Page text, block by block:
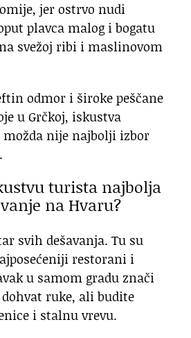
jer ostrvo nudi
plavca malog i bogatu
svežoj ribi i maslinovom
odmor i široke peščane
u Grčkoj, iskustva
možda nije najbolji izbor
turista najbolja
na Hvaru?
svih dešavanja. Tu su
restorani i
u samom gradu znači
ruke, ali budite
i stalnu vrevu.